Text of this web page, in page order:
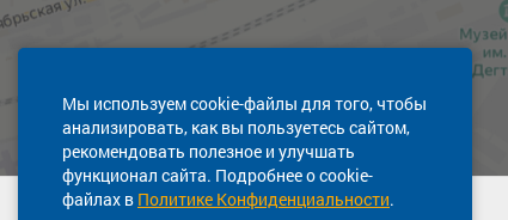
Мы используем cookie-файлы для того, чтобы
анализировать, как вы пользуетесь сайтом,
рекомендовать полезное и улучшать
функционал сайта. Подробнее о cookie-
файлах в Политике Конфиденциальности.